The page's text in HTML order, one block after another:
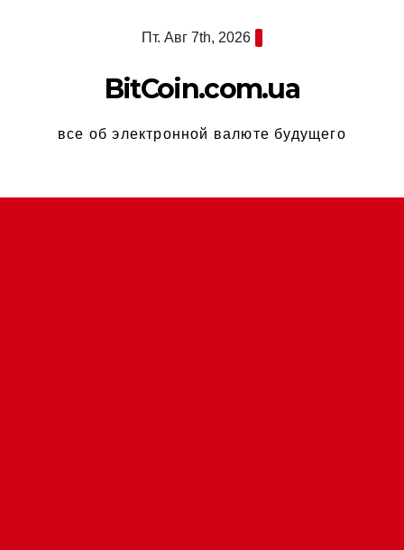
Пт. Авг 7th, 2026
BitCoin.com.ua
все об электронной валюте будущего